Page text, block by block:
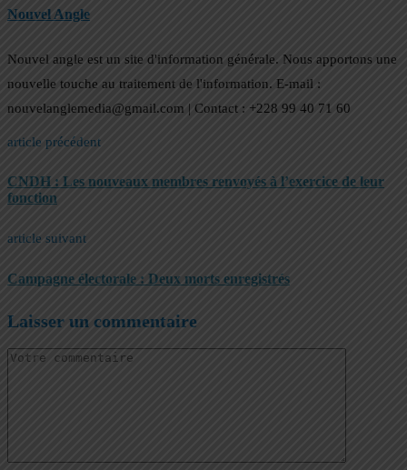
Nouvel Angle
Nouvel angle est un site d'information générale. Nous apportons une
nouvelle touche au traitement de l'information. E-mail :
nouvelanglemedia@gmail.com | Contact : +228 99 40 71 60
article précédent
CNDH : Les nouveaux membres renvoyés à l’exercice de leur
fonction
article suivant
Campagne électorale : Deux morts enregistrés
Laisser un commentaire